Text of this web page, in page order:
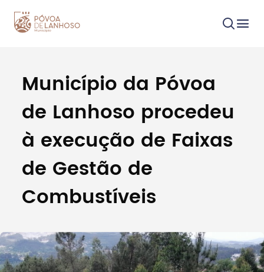
Procurar
Tipo de conteúdo
Filtros
Município da Póvoa
de Lanhoso procedeu
à execução de Faixas
de Gestão de
Combustíveis